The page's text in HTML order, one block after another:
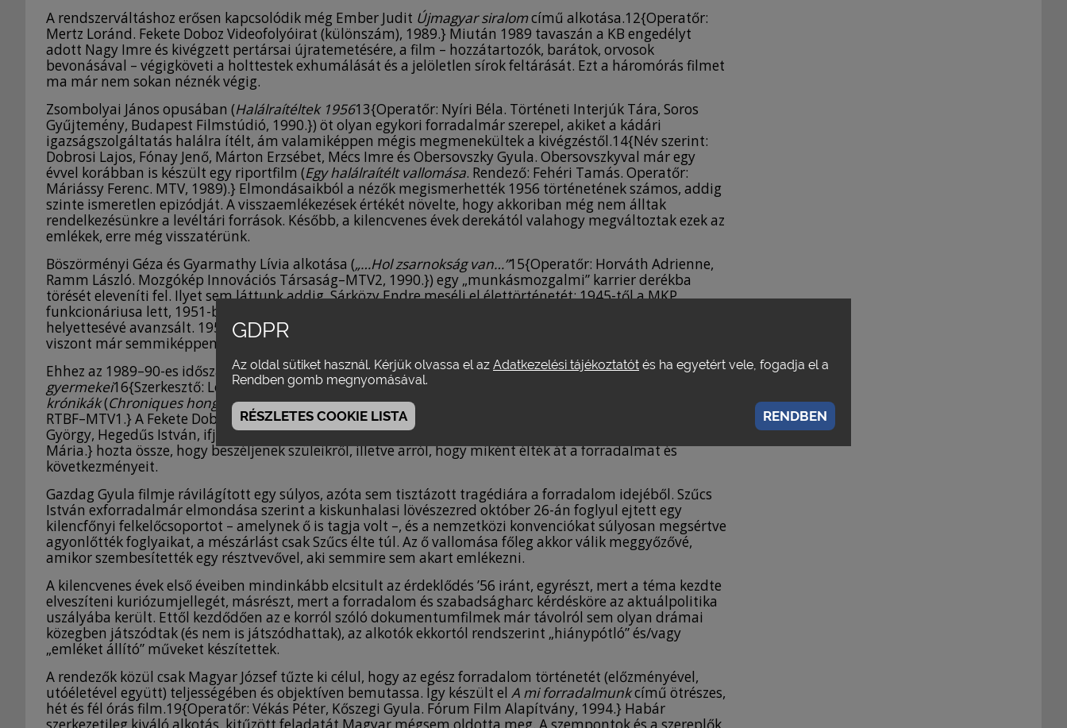
A rendszerváltáshoz erősen kapcsolódik még Ember Judit Újmagyar siralomcímű alkotása.12{Operatőr:
Mertz Loránd. Fekete Doboz Videofolyóirat (különszám), 1989.} Miután 1989 tavaszán a KB engedélyt
adott Nagy Imre és kivégzett pertársai újratemetésére, a film – hozzátartozók, barátok, orvosok
bevonásával – végigköveti a holttestek exhumálását és a jelöletlen sírok feltárását. Ezt a háromórás filmet
ma már nem sokan néznék végig.
Zsombolyai János opusában (Halálraítéltek 195613{Operatőr: Nyíri Béla. Történeti Interjúk Tára, Soros
Gyűjtemény, Budapest Filmstúdió, 1990.}) öt olyan egykori forradalmár szerepel, akiket a kádári
igazságszolgáltatás halálra ítélt, ám valamiképpen mégis megmenekültek a kivégzéstől.14{Név szerint:
Dobrosi Lajos, Fónay Jenő, Márton Erzsébet, Mécs Imre és Obersovszky Gyula. Obersovszkyval már egy
évvel korábban is készült egy riportfilm (Egy halálraítélt vallomása. Rendező: Fehéri Tamás. Operatőr:
Máriássy Ferenc. MTV, 1989).} Elmondásaikból a nézők megismerhették 1956 történetének számos, addig
szinte ismeretlen epizódját. A visszaemlékezések értékét növelte, hogy akkoriban még nem álltak
rendelkezésünkre a levéltári források. Később, a kilencvenes évek derekától valahogy megváltoztak ezek az
emlékek, erre még visszatérünk.
Böszörményi Géza és Gyarmathy Lívia alkotása („…Hol zsarnokság van…”15{Operatőr: Horváth Adrienne,
Ramm László. Mozgókép Innovációs Társaság–MTV2, 1990.}) egy „munkásmozgalmi” karrier derékba
törését eleveníti fel. Ilyet sem láttunk addig. Sárközy Endre meséli el élettörténetét: 1945-től a MKP
funkcionáriusa lett, 1951-ben a Katonai Bíróság bírájává nevezték ki. 1955-ben az igazságügy-miniszter
helyettesévé avanzsált. 1956. november 4-e után ő dolgozta ki a statáriális rendeletet. A kivégzésekkel
viszont már semmiképpen nem tudott azonosulni, inkább segédmunkásként helyezkedett el.
Ehhez az 1989–90-es időszakhoz kapcsolódik két 1991-es film, a Fekete DoboztólA barikád
gyermekei16{Szerkesztő: Lovas Zoltán. Operatőr: Mencseli Tibor.} és Gazdag Gyula rendezésében a
krónikák(Chroniques hongroises)17{Operatőr: Szabó Gábor. Francia–magyar koprodukció, RAI3–RTSR–
RTBF–MTV1.} A Fekete Doboz a forradalom idején a „barikád” két oldalán állók gyermekeit18{Földes
György, Hegedűs István, ifj. Komócsin Zoltán, ifj. Marosán György, Mécs Mónika, Rosdi Pál, Vásárhelyi
Mária.} hozta össze, hogy beszéljenek szüleikről, illetve arról, hogy miként élték át a forradalmat és
következményeit.
Gazdag Gyula filmje rávilágított egy súlyos, azóta sem tisztázott tragédiára a forradalom idejéből. Szűcs
István exforradalmár elmondása szerint a kiskunhalasi lövészezred október 26-án foglyul ejtett egy
kilencfőnyi felkelőcsoportot – amelynek ő is tagja volt –, és a nemzetközi konvenciókat súlyosan megsértve
agyonlőtték foglyaikat, a mészárlást csak Szűcs élte túl. Az ő vallomása főleg akkor válik meggyőzővé,
amikor szembesítették egy résztvevővel, aki semmire sem akart emlékezni.
A kilencvenes évek első éveiben mindinkább elcsitult az érdeklődés ’56 iránt, egyrészt, mert a téma kezdte
elveszíteni kuriózumjellegét, másrészt, mert a forradalom és szabadságharc kérdésköre az aktuálpolitika
uszályába került. Ettől kezdődően az e korról szóló dokumentumfilmek már távolról sem olyan drámai
közegben játszódtak (és nem is játszódhattak), az alkotók ekkortól rendszerint „hiánypótló” és/vagy
„emléket állító” műveket készítettek.
A rendezők közül csak Magyar József tűzte ki célul, hogy az egész forradalom történetét (előzményével,
utóéletével együtt) teljességében és objektíven bemutassa. Így készült el A mi forradalmunkcímű ötrészes,
hét és fél órás film.19{Operatőr: Vékás Péter, Kőszegi Gyula. Fórum Film Alapítvány, 1994.} Habár
GDPR
Az oldal sütiket használ. Kérjük olvassa el az Adatkezelési tájékoztatót és ha egyetért vele, fogadja el a
Rendben gomb megnyomásával.
RÉSZLETES COOKIE LISTA RENDBEN